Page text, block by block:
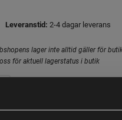
Leveranstid: 2-4 dagar leverans
lager inte alltid gäller för
för aktuell lagerstatus i butik